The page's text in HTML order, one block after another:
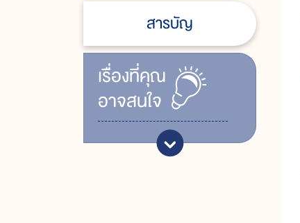
สารบัญ
เรื่ิองที่คุณ
อาจสนใจ